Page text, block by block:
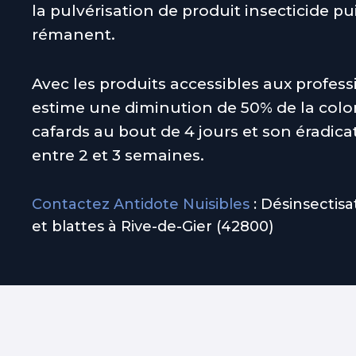
la pulvérisation de produit insecticide
rémanent.
Avec les produits accessibles aux
estime une diminution de 50% de la
cafards au bout de 4 jours et son
entre 2 et 3 semaines.
Contactez Antidote Nuisibles :
et blattes à Rive-de-Gier (42800)